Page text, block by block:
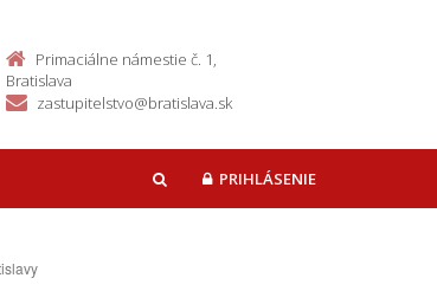
Primaciálne námestie č. 1,
Bratislava
zastupitelstvo@bratislava.sk
HĽADAŤPRIHLÁSENIE